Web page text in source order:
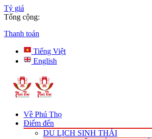
Tỷ giá
Tổng cộng:
Thanh toán
Tiếng Việt
English
Về Phú Thọ
Điểm đến
DU LỊCH SINH THÁI